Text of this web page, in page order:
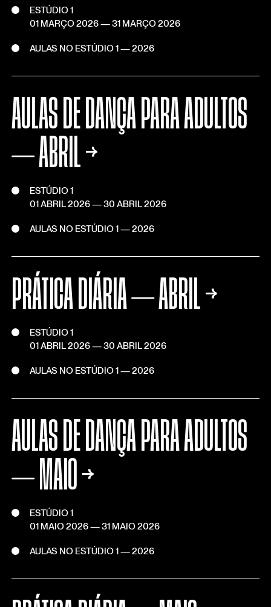
ESTÚDIO 1
01 MARÇO 2026—31 MARÇO 2026
AULAS NO ESTÚDIO 1 — 2026
ESTÚDIO 1
01 ABRIL 2026—30 ABRIL 2026
AULAS NO ESTÚDIO 1 — 2026
AULAS DE DANÇA PARA ADULTOS
⏤ ABRIL →
ESTÚDIO 1
01 ABRIL 2026—30 ABRIL 2026
AULAS NO ESTÚDIO 1 — 2026
PRÁTICA DIÁRIA ⏤ ABRIL →
ESTÚDIO 1
01 MAIO 2026—31 MAIO 2026
AULAS NO ESTÚDIO 1 — 2026
AULAS DE DANÇA PARA ADULTOS
⏤ MAIO →